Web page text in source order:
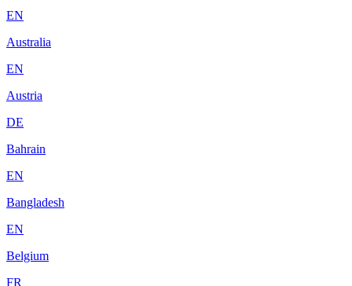
EN
Australia
EN
Austria
DE
Bahrain
EN
Bangladesh
EN
Belgium
FR